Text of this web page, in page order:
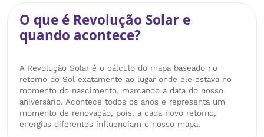
O que é Revolução Solar e
quando acontece?
A Revolução Solar é o cálculo do mapa baseado no
retorno do Sol exatamente ao lugar onde ele estava no
momento do nascimento, marcando a data do nosso
aniversário. Acontece todos os anos e representa um
momento de renovação, pois, a cada novo retorno,
energias diferentes influenciam o nosso mapa.